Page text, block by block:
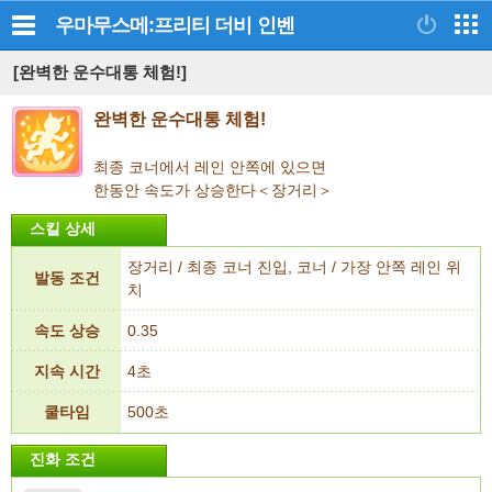
우마무스메:프리티 더비 인벤
[완벽한 운수대통 체험!]
완벽한 운수대통 체험!
최종 코너에서 레인 안쪽에 있으면
한동안 속도가 상승한다＜장거리＞
스킬 상세
발동 조건
장거리 / 최종 코너 진입, 코너 / 가장 안쪽 레인 위
치
속도 상승 0.35
지속 시간 4초
쿨타임 500초
진화 조건